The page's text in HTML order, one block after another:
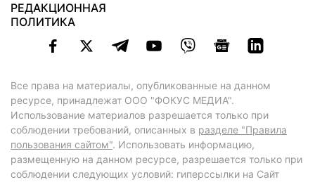
РЕДАКЦИОННАЯ
ПОЛИТИКА
Все права на материалы, опубликованные на данном
ресурсе, принадлежат ООО "ФОКУС МЕДИА".
Использование материалов разрешается только при
соблюдении требований, описанных в разделе "Правила
пользования сайтом". Использовать информацию,
размещенную на данном ресурсе, разрешается только при
соблюдении следующих условий: гиперссылки на Сайт